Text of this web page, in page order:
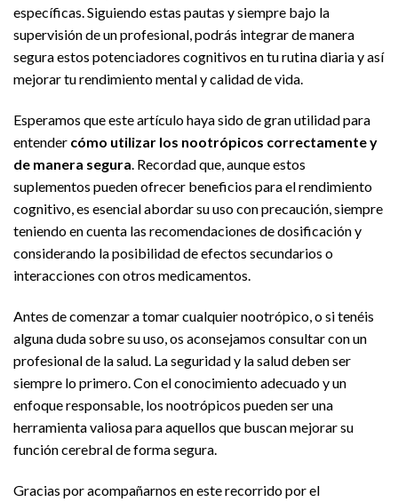
específicas. Siguiendo estas pautas y siempre bajo la
supervisión de un profesional, podrás integrar de manera
segura estos potenciadores cognitivos en tu rutina diaria y así
mejorar tu rendimiento mental y calidad de vida.
Esperamos que este artículo haya sido de gran utilidad para
entender cómo utilizar los nootrópicos correctamente y
de manera segura. Recordad que, aunque estos
suplementos pueden ofrecer beneficios para el rendimiento
cognitivo, es esencial abordar su uso con precaución, siempre
teniendo en cuenta las recomendaciones de dosificación y
considerando la posibilidad de efectos secundarios o
interacciones con otros medicamentos.
Antes de comenzar a tomar cualquier nootrópico, o si tenéis
alguna duda sobre su uso, os aconsejamos consultar con un
profesional de la salud. La seguridad y la salud deben ser
siempre lo primero. Con el conocimiento adecuado y un
enfoque responsable, los nootrópicos pueden ser una
herramienta valiosa para aquellos que buscan mejorar su
función cerebral de forma segura.
Gracias por acompañarnos en este recorrido por el